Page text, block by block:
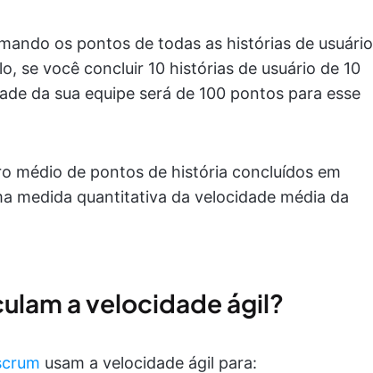
os pontos de todas as histórias de usuário
se você concluir 10 histórias de usuário de 10
da sua equipe será de 100 pontos para esse
médio de pontos de história concluídos em
medida quantitativa da velocidade média da
a velocidade ágil?
usam a velocidade ágil para: